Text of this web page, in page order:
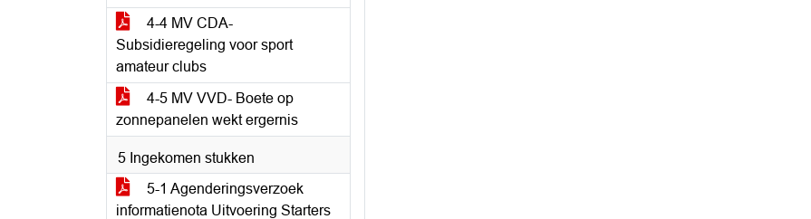
4-4 MV CDA-
Subsidieregeling voor sport
amateur clubs
4-5 MV VVD- Boete op
zonnepanelen wekt ergernis
5 Ingekomen stukken
5-1 Agenderingsverzoek
informatienota Uitvoering Starters